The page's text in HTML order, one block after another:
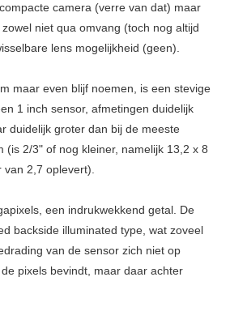
camera (verre van dat) maar
niet qua omvang (toch nog altijd
lens mogelijkheid (geen).
maar even blijf noemen, is een stevige
1 inch sensor, afmetingen duidelijk
duidelijk groter dan bij de meeste
(is 2/3" of nog kleiner, namelijk 13,2 x 8
van 2,7 oplevert).
een indrukwekkend getal. De
backside illuminated type, wat zoveel
van de sensor zich niet op
pixels bevindt, maar daar achter